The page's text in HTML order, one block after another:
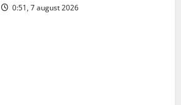
0:51, 7 august 2026